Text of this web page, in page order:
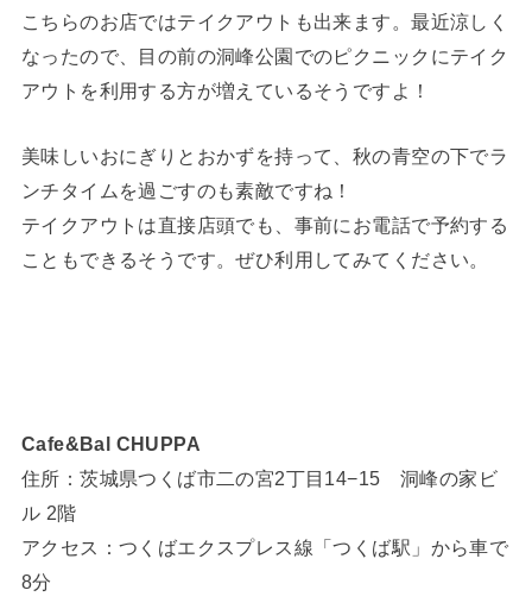
こちらのお店ではテイクアウトも出来ます。最近涼しく
なったので、目の前の洞峰公園でのピクニックにテイク
アウトを利用する方が増えているそうですよ！
美味しいおにぎりとおかずを持って、秋の青空の下でラ
ンチタイムを過ごすのも素敵ですね！
テイクアウトは直接店頭でも、事前にお電話で予約する
こともできるそうです。ぜひ利用してみてください。
Cafe&Bal CHUPPA
住所：茨城県つくば市二の宮2丁目14−15 洞峰の家ビ
ル 2階
アクセス：つくばエクスプレス線「つくば駅」から車で
8分